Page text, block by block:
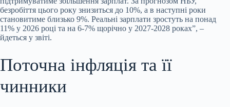
безробіття цього року знизиться до 10%, а в наступні роки
становитиме близько 9%. Реальні зарплати зростуть на понад
11% у 2026 році та на 6-7% щорічно у 2027-2028 роках”, –
йдеться у звіті.
Поточна інфляція та її
чинники